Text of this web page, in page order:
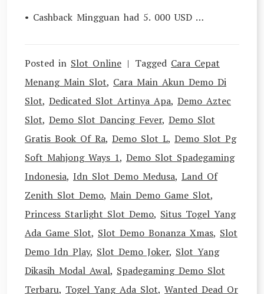
• Cashback Mingguan had 5. 000 USD …
Posted in Slot Online Tagged Cara Cepat
Menang Main Slot, Cara Main Akun Demo Di
Slot, Dedicated Slot Artinya Apa, Demo Aztec
Slot, Demo Slot Dancing Fever, Demo Slot
Gratis Book Of Ra, Demo Slot L, Demo Slot Pg
Soft Mahjong Ways 1, Demo Slot Spadegaming
Indonesia, Idn Slot Demo Medusa, Land Of
Zenith Slot Demo, Main Demo Game Slot,
Princess Starlight Slot Demo, Situs Togel Yang
Ada Game Slot, Slot Demo Bonanza Xmas, Slot
Demo Idn Play, Slot Demo Joker, Slot Yang
Dikasih Modal Awal, Spadegaming Demo Slot
Terbaru, Togel Yang Ada Slot, Wanted Dead Or